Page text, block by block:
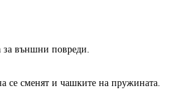
за външни повреди.
се сменят и чашките на пружината.